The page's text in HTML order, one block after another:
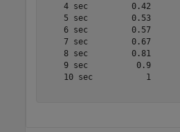
4 sec         0.42
5 sec         0.53
6 sec         0.57
7 sec         0.67
8 sec         0.81
9 sec          0.9
10 sec           1